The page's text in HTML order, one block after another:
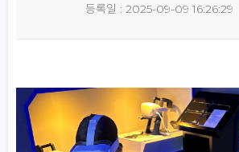
등록일 : 2025-09-09 16:26:29